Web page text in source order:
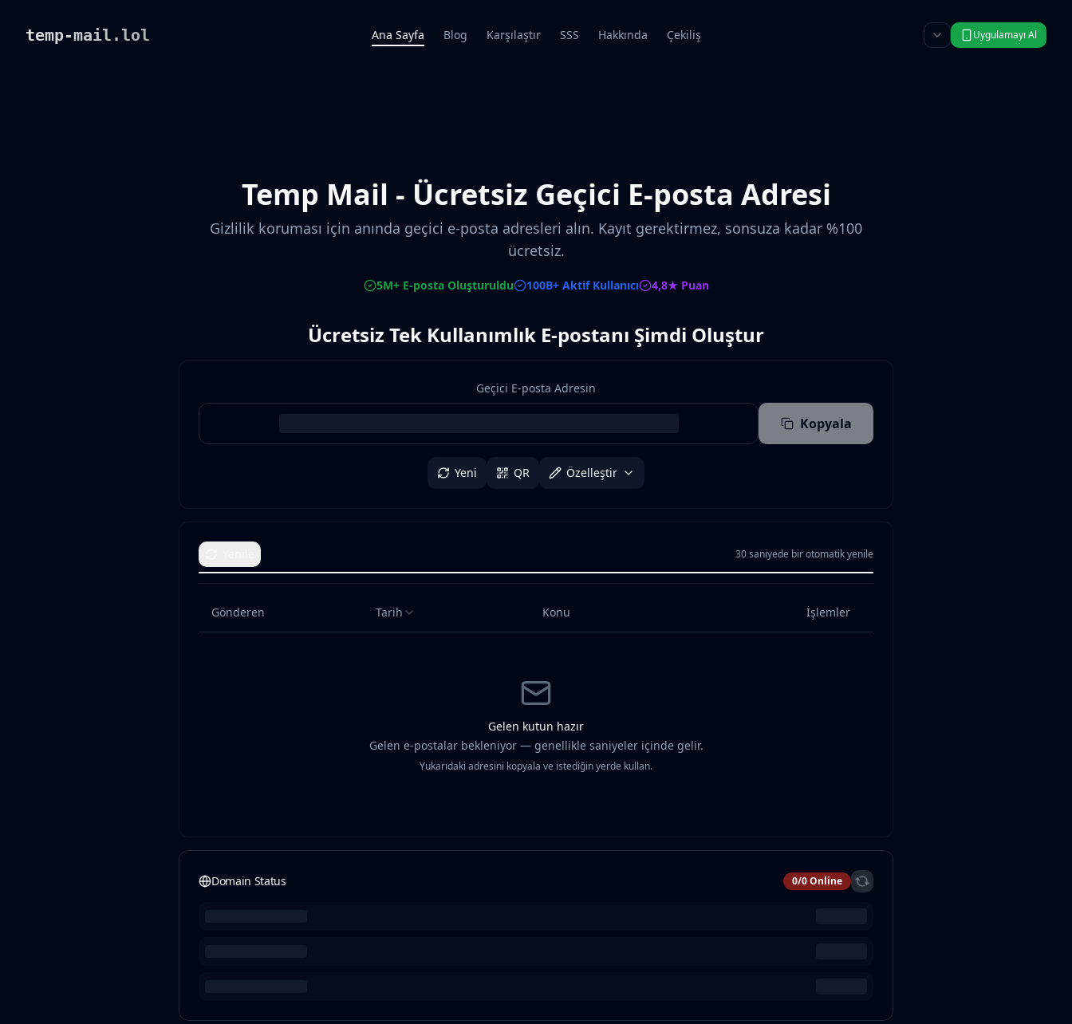
temp-mail.lol Ana Sayfa Blog Karşılaştır SSS Hakkında Çekiliş Uygulamayı Al
Temp Mail - Ücretsiz Geçici E-posta Adresi
Gizlilik koruması için anında geçici e-posta adresleri alın. Kayıt gerektirmez, sonsuza kadar %100
ücretsiz.
5M+ E-posta Oluşturuldu 100B+ Aktif Kullanıcı 4,8★ Puan
Ücretsiz Tek Kullanımlık E-postanı Şimdi Oluştur
Geçici E-posta Adresin
Kopyala
Yeni QR Özelleştir
30 saniyede bir otomatik yenile
Gönderen Tarih Konu İşlemler
Gelen kutun hazır
Gelen e-postalar bekleniyor — genellikle saniyeler içinde gelir.
Yukarıdaki adresini kopyala ve istediğin yerde kullan.
Domain Status 0/0Online